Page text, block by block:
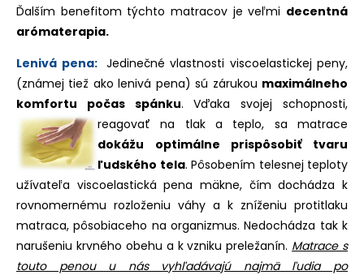
Ďalším benefitom týchto matracov je veľmi decentná
arómaterapia.
Lenivá pena: Jedinečné vlastnosti viscoelastickej peny,
(známej tiež ako lenivá pena) sú zárukou maximálneho
komfortu počas spánku. Vďaka svojej schopnosti,
reagovaťna tlak a teplo, sa matrace
dokážu optimálne prispôsobiť tvaru
ľudského tela. Pôsobením telesnej teploty
užívateľa viscoelastická pena mäkne, čím dochádza k
rovnomernému rozloženiu váhy a k zníženiu protitlaku
matraca, pôsobiaceho na organizmus. Nedochádza tak k
narušeniu krvného obehu a k vzniku preležanín. Matrace s
touto penou u nás vyhľadávajú najmä ľudia po